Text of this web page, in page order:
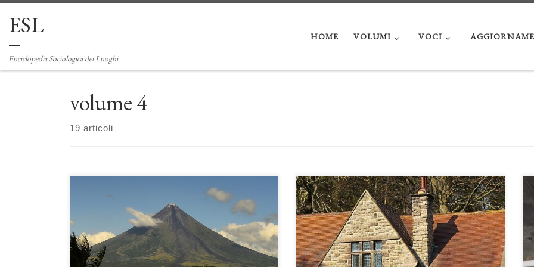
Passa al contenuto
ESL
Enciclopedia Sociologica dei Luoghi
HOME VOLUMI VOCI
volume 4
19 articoli
Vulcani. Il complesso equilibrio tra fuoco e terra di Ugo
Leone e Anna Maria Zaccaria La presenza di vulcani attivi
è motivo di preoccupazione per le popolazioni. Tuttavia,
tanti non solo scelgono di risiedere alle pendici di vulcani
ma vi ritornano dopo ogni eruzione. Il motivo principale sta
La villetta: costruzione e decostruzione di unmito di Guido
Borelli e Olga Tzatzadaki La villetta è una tipologia
architettonica residenziale mono o bi-familiare,
generalmente localizzata in ambito extra-urbano.
Considerata oggi uno degli stili abitativi propri del (e più
desiderati dal) ceto medio, la villetta presenta una certa